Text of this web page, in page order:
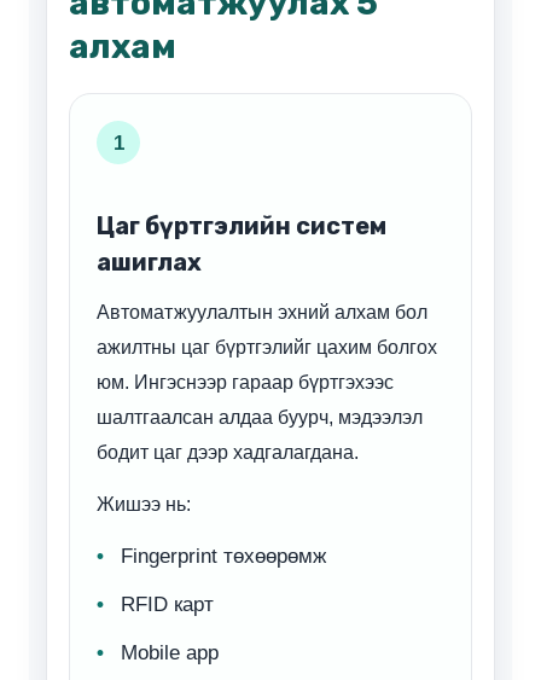
алхам
1
Цаг бүртгэлийн систем
ашиглах
Автоматжуулалтын эхний алхам бол
ажилтны цаг бүртгэлийг цахим болгох
юм. Ингэснээр гараар бүртгэхээс
шалтгаалсан алдаа буурч, мэдээлэл
бодит цаг дээр хадгалагдана.
Жишээ нь:
Fingerprint төхөөрөмж
RFID карт
Mobile app